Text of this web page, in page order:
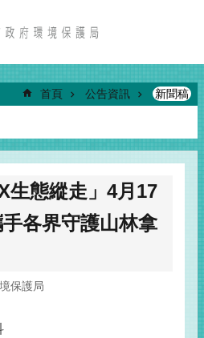
首頁 公告資訊 新聞稿
生態縱走」4月17
各界守護山林拿
保護局